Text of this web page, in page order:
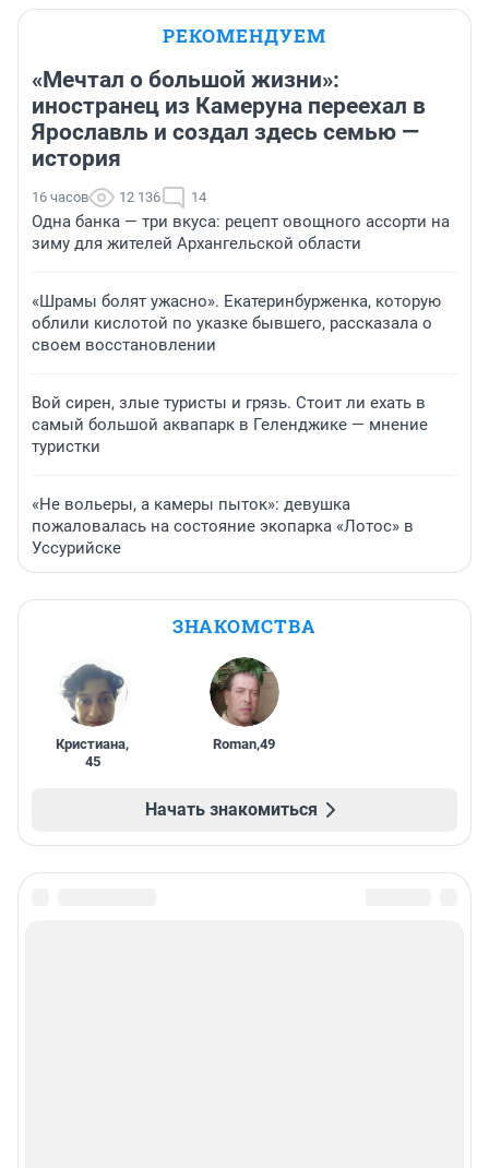
РЕКОМЕНДУЕМ
«Мечтал о большой жизни»:
иностранец из Камеруна переехал в
Ярославль и создал здесь семью —
история
16 часов 12 136 14
Одна банка — три вкуса: рецепт овощного ассорти на
зиму для жителей Архангельской области
«Шрамы болят ужасно». Екатеринбурженка, которую
облили кислотой по указке бывшего, рассказала о
своем восстановлении
Вой сирен, злые туристы и грязь. Стоит ли ехать в
самый большой аквапарк в Геленджике — мнение
туристки
«Не вольеры, а камеры пыток»: девушка
пожаловалась на состояние экопарка «Лотос» в
Уссурийске
ЗНАКОМСТВА
Кристиана,
45
Roman,49
Начать знакомиться